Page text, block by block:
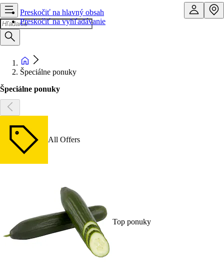
Preskočiť na hlavný obsah
Preskočiť na vyhľadávanie
Špeciálne ponuky
Špeciálne ponuky
All Offers
Top ponuky